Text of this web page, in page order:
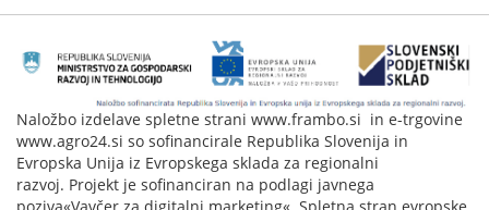
Naložbo izdelave spletne strani www.frambo.si in e-trgovine
www.agro24.si so sofinancirale Republika Slovenija in
Evropska Unija iz Evropskega sklada za regionalni
razvoj. Projekt je sofinanciran na podlagi javnega